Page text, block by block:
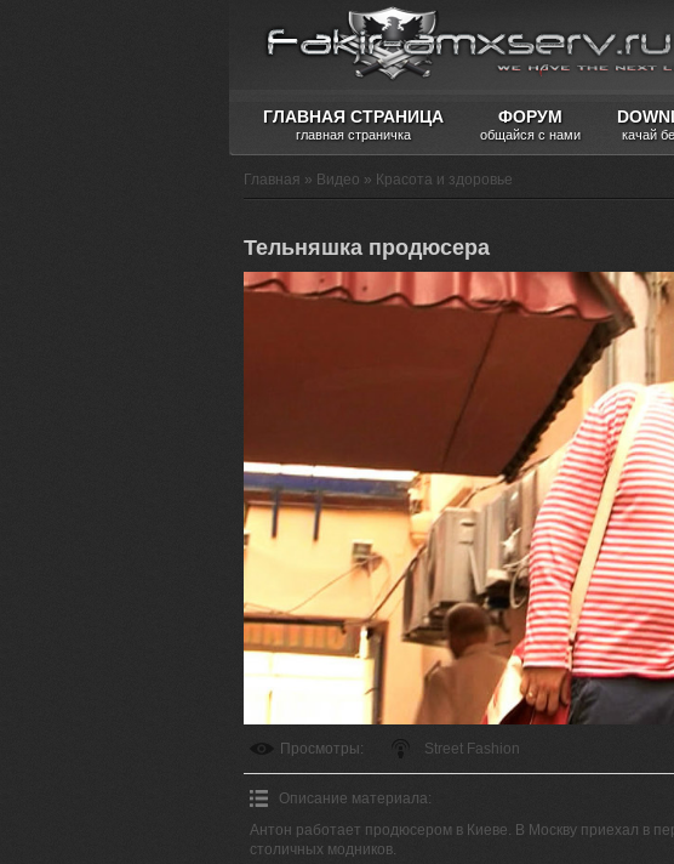
ГЛАВНАЯ СТРАНИЦА
главная страничка
ФОРУМ
общайся с нами качай
Главная » Видео » Красота и здоровье
Тельняшка продюсера
Просмотры: Street Fashion
Описание материала:
Антон работает продюсером в Киеве. В Москву приехал в
столичных модников.